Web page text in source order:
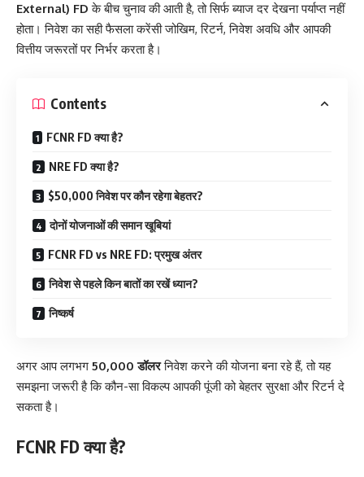
External) FD के बीच चुनाव की आती है, तो सिर्फ ब्याज दर देखना पर्याप्त नहीं
होता। निवेश का सही फैसला करेंसी जोखिम, रिटर्न, निवेश अवधि और आपकी
वित्तीय जरूरतों पर निर्भर करता है।
Contents
FCNR FD क्या है?
NRE FD क्या है?
$50,000 निवेश पर कौन रहेगा बेहतर?
दोनों योजनाओं की समान खूबियां
FCNR FD vs NRE FD: प्रमुख अंतर
निवेश से पहले किन बातों का रखें ध्यान?
निष्कर्ष
अगर आप लगभग 50,000 डॉलरनिवेश करने की योजना बना रहे हैं, तो यह
समझना जरूरी है कि कौन-सा विकल्प आपकी पूंजी को बेहतर सुरक्षा और रिटर्न दे
सकता है।
FCNR FD क्या है?